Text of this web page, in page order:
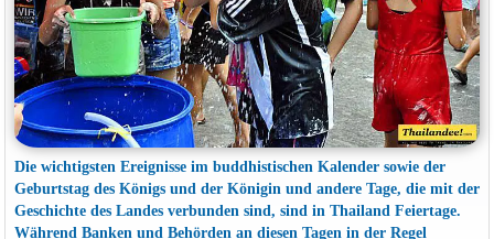
Die wichtigsten Ereignisse im buddhistischen Kalender sowie der
Geburtstag des Königs und der Königin und andere Tage, die mit der
Geschichte des Landes verbunden sind, sind in Thailand Feiertage.
Während Banken und Behörden an diesen Tagen in der Regel